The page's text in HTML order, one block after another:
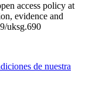
access policy at
evidence and
uksg.690
de nuestra